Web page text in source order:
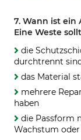
7. Wann ist ein
Eine Weste
die
durchtrennt
das Material
mehrere
haben
die Passform
Wachstum